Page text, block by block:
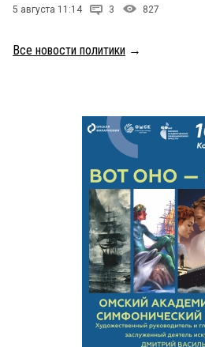
5 августа 11:14 3 827
Все новости политики →